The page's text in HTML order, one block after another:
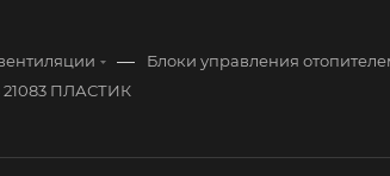
— Блоки управления
21083 ПЛАСТИК